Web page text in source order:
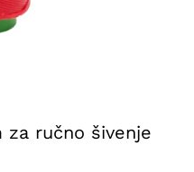
za ručno šivenje